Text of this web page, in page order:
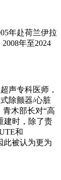
年赴荷兰伊拉
年至2024
声专科医师，
除颤器/心脏
木部长对“高
建时，除了责
和
此被认为更为